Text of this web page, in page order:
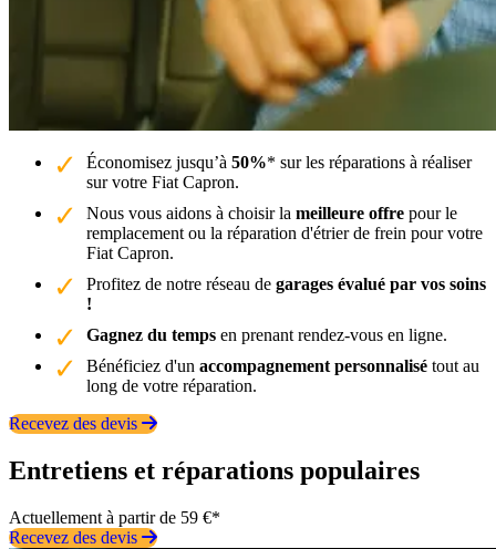
Économisez jusqu’à 50%* sur les réparations à réaliser
sur votre Fiat Capron.
Nous vous aidons à choisir la meilleure offre pour le
remplacement ou la réparation d'étrier de frein pour votre
Fiat Capron.
Profitez de notre réseau de garages évalué par vos soins
!
Gagnez du temps en prenant rendez-vous en ligne.
Bénéficiez d'un accompagnement personnalisé tout au
long de votre réparation.
Recevez des devis
Entretiens et réparations populaires
Actuellement à partir de 59 €*
Recevez des devis